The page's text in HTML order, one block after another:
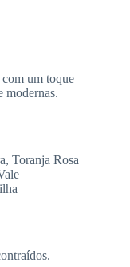
um toque
modernas.
Toranja Rosa